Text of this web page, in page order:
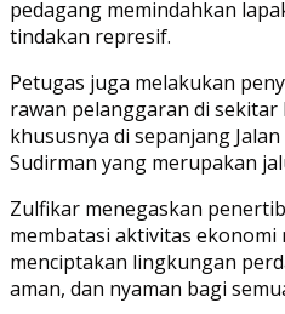
pedagang memindahkan
tindakan represif.
Petugas juga melakukan
rawan pelanggaran di
khususnya di sepanjang
Sudirman yang merupakan
Zulfikar menegaskan
membatasi aktivitas ekonomi
menciptakan lingkungan
aman, dan nyaman bagi